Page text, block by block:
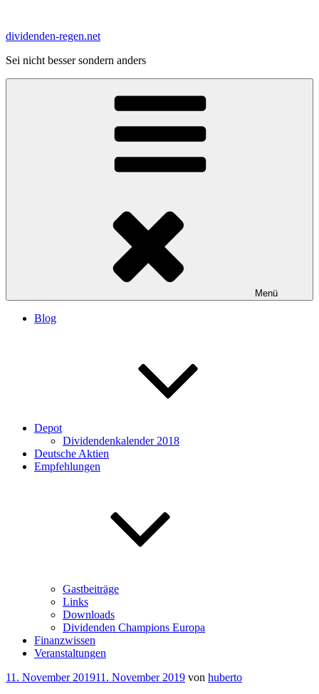
springen
dividenden-regen.net
Sei nicht besser sondern anders
Menü
Blog
Depot
Dividendenkalender 2018
Deutsche Aktien
Empfehlungen
Gastbeiträge
Links
Downloads
Dividenden Champions Europa
Finanzwissen
Veranstaltungen
Veröffentlicht
11. November 201911. November 2019 von huberto